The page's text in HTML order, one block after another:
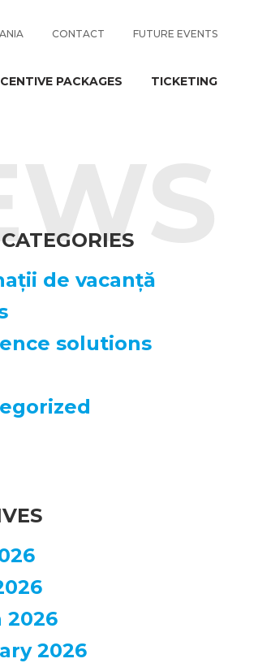
CONTACT FUTURE EVENTS
PACKAGES TICKETING
de vacanță
solutions
2026
2026